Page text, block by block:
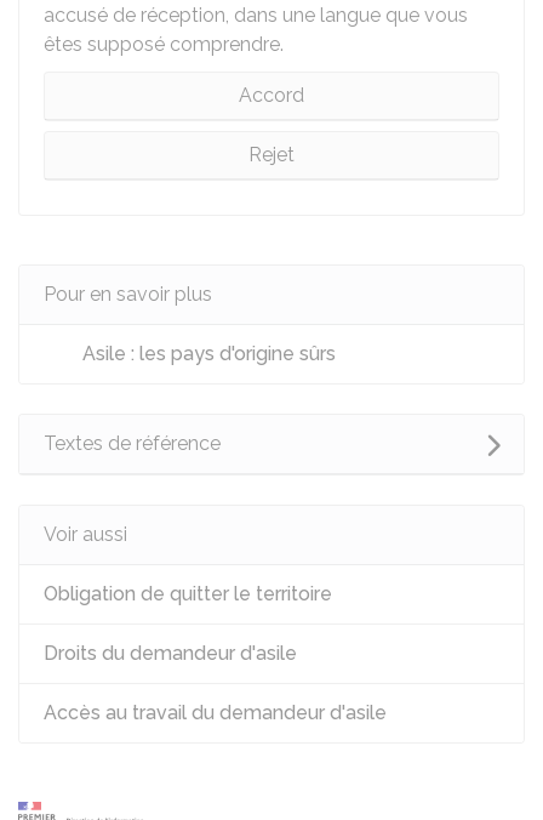
accusé de réception, dans une langue que vous
êtes supposé comprendre.
Accord
Rejet
Pour en savoir plus
Asile : les pays d'origine sûrs
Textes de référence
Voir aussi
Obligation de quitter le territoire
Droits du demandeur d'asile
Accès au travail du demandeur d'asile